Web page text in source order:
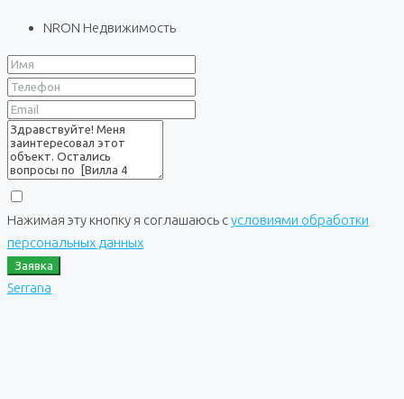
NRON Недвижимость
Нажимая эту кнопку я соглашаюсь сусловиями обработки
персональных данных
Заявка
Serrana